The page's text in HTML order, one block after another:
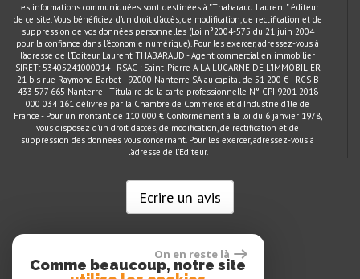
Les informations communiquées sont destinées à "Thabaraud Laurent" éditeur
de ce site. Vous bénéficiez d'un droit d'accès, de modification, de rectification et de
suppression de vos données personnelles (Loi n°2004-575 du 21 juin 2004
pour la confiance dans l'économie numérique). Pour les exercer, adressez-vous à
l'adresse de l'Editeur, Laurent THABARAUD - Agent commercial en immobilier
SIRET: 53405241000014 - RSAC : Saint-Pierre A LA LUCARNE DE L'IMMOBILIER
21 bis rue Raymond Barbet - 92000 Nanterre SA au capital de 51 200 € - RCS B
433 577 665 Nanterre - Titulaire de la carte professionnelle N° CPI 9201 2018
000 034 161 délivrée par la Chambre de Commerce et d'Industrie d'Ile de
France - Pour un montant de 110 000 € Conformément à la loi du 6 janvier 1978,
vous disposez d'un droit d'accès, de modification, de rectification et de
suppression des données vous concernant. Pour les exercer, adressez-vous à
l'adresse de l'Editeur.
Ecrire un avis
On en reste là
Comme beaucoup, notre site